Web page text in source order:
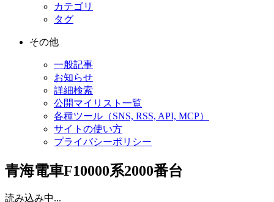
カテゴリ
タグ
その他
一般記事
お知らせ
詳細検索
公開マイリスト一覧
各種ツール（SNS, RSS, API, MCP）
サイトの使い方
プライバシーポリシー
青海電車F10000系2000番台
読み込み中...